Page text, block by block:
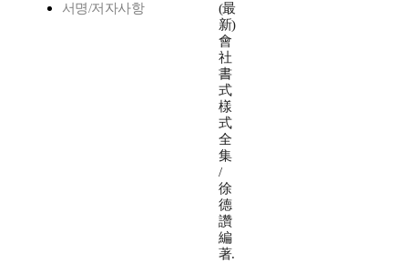
서명/저자사항
(最
新)
會
社
書
式
樣
式
全
集
/
徐
德
讚
編
著.